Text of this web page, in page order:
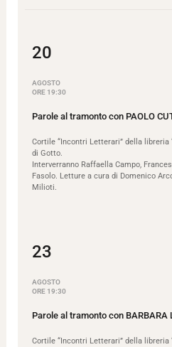
20
AGOSTO
ORE 19:30
Parole al tramonto con PAOLO
Cortile “Incontri Letterari” della libreria
di Gotto.
Interverranno Raffaella Campo,
Fasolo. Letture a cura di Domenico
Milioti.
23
AGOSTO
ORE 19:30
Parole al tramonto con BARBARA
Cortile “Incontri Letterari” della libreria